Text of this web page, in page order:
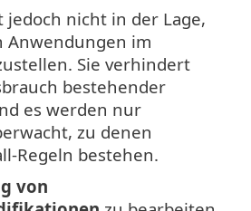
jedoch nicht in der Lage,
Anwendungen im
Sie verhindert
bestehender
es werden nur
zu denen
Regeln bestehen.
von